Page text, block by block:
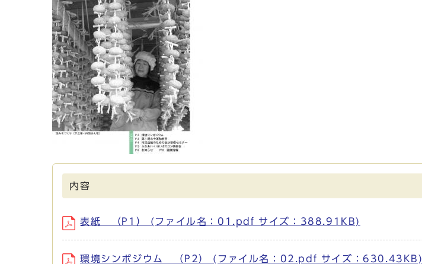
内容
表紙 （P1） (ファイル名：01.pdf サイズ：388.91KB)
環境シンポジウム （P2） (ファイル名：02.pdf サイズ：630.43KB)